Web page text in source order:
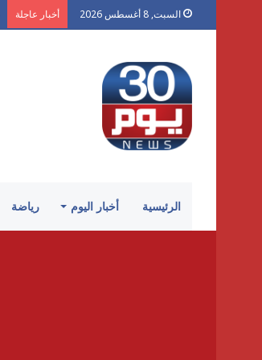
السبت, 8 أغسطس 2026 أخبار عاجلة
الرئيسية أخبار اليوم رياضة